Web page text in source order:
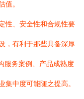
值。
性、安全性和合规性要
，有利于那些具备深厚
服务案例、产品成熟度
集中度可能随之提高。